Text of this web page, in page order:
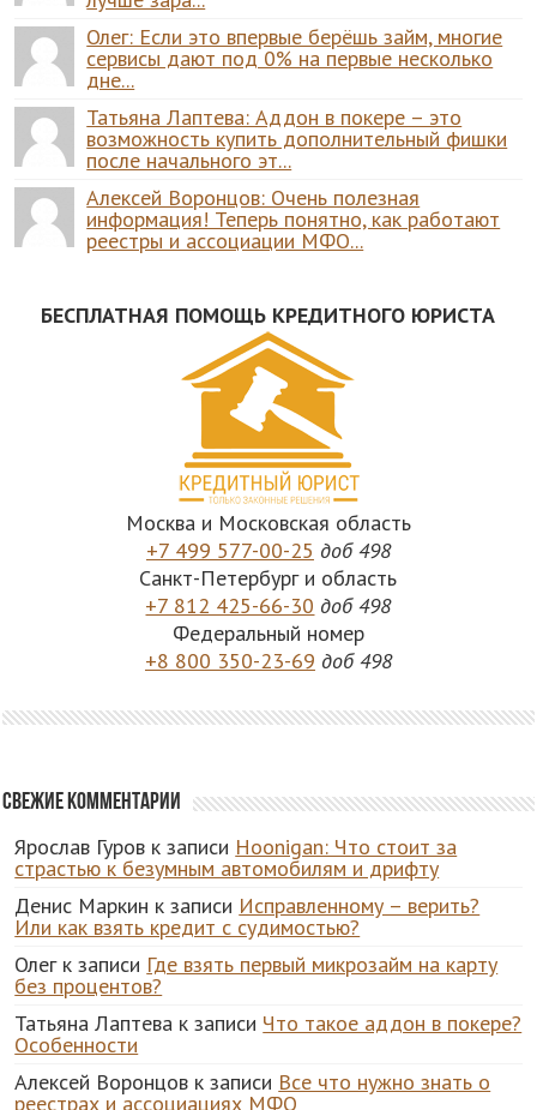
Олег: Если это впервые берёшь займ, многие
сервисы дают под 0% на первые несколько
дне...
Татьяна Лаптева: Аддон в покере – это
возможность купить дополнительный фишки
после начального эт...
Алексей Воронцов: Очень полезная
информация! Теперь понятно, как работают
реестры и ассоциации МФО...
БЕСПЛАТНАЯ ПОМОЩЬ КРЕДИТНОГО ЮРИСТА
Москва и Московская область
+7 499 577-00-25 доб 498
Санкт-Петербург и область
+7 812 425-66-30 доб 498
Федеральный номер
+8 800 350-23-69 доб 498
Свежие комментарии
Ярослав Гуров к записи Hoonigan: Что стоит за
страстью к безумным автомобилям и дрифту
Денис Маркин к записи Исправленному – верить?
Или как взять кредит с судимостью?
Олегк записи Где взять первый микрозайм на карту
без процентов?
Татьяна Лаптева к записи Что такое аддон в покере?
Особенности
Алексей Воронцов к записи Все что нужно знать о
реестрах и ассоциациях МФО